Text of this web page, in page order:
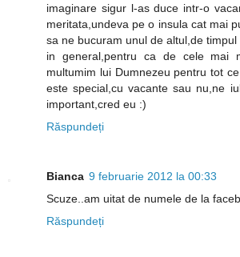
imaginare sigur l-as duce intr-o
meritata,undeva pe o insula cat mai
sa ne bucuram unul de altul,de
in general,pentru ca de cele mai
multumim lui Dumnezeu pentru tot
este special,cu vacante sau nu,ne
important,cred eu :)
Răspundeți
Bianca 9 februarie 2012 la 00:33
Scuze..am uitat de numele de la
Răspundeți